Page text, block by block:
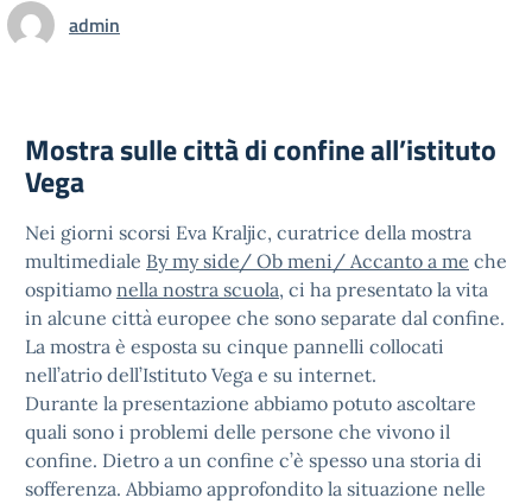
admin
Mostra sulle città di confine all’istituto
Vega
Nei giorni scorsi Eva Kraljic, curatrice della mostra
multimediale By my side/ Ob meni/ Accanto a me che
ospitiamo nella nostra scuola, ci ha presentato la vita
in alcune città europee che sono separate dal confine.
La mostra è esposta su cinque pannelli collocati
nell’atrio dell’Istituto Vega e su internet.
Durante la presentazione abbiamo potuto ascoltare
quali sono i problemi delle persone che vivono il
confine. Dietro a un confine c’è spesso una storia di
sofferenza. Abbiamo approfondito la situazione nelle